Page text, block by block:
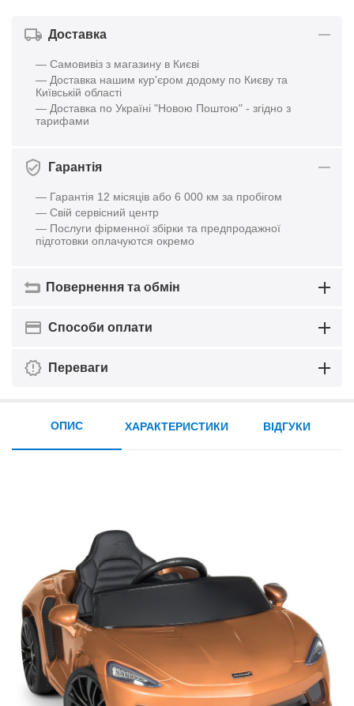
Доставка
— Самовивіз з магазину в Києві
— Доставка нашим кур'єром додому по Києву та
Київській області
— Доставка по Україні "Новою Поштою" - згідно з
тарифами
Гарантія
— Гарантія 12 місяців або 6 000 км за пробігом
— Свій сервісний центр
— Послуги фірменної збірки та предпродажної
підготовки оплачуются окремо
Повернення та обмін
Способи оплати
Переваги
ОПИС ХАРАКТЕРИСТИКИ ВІДГУКИ